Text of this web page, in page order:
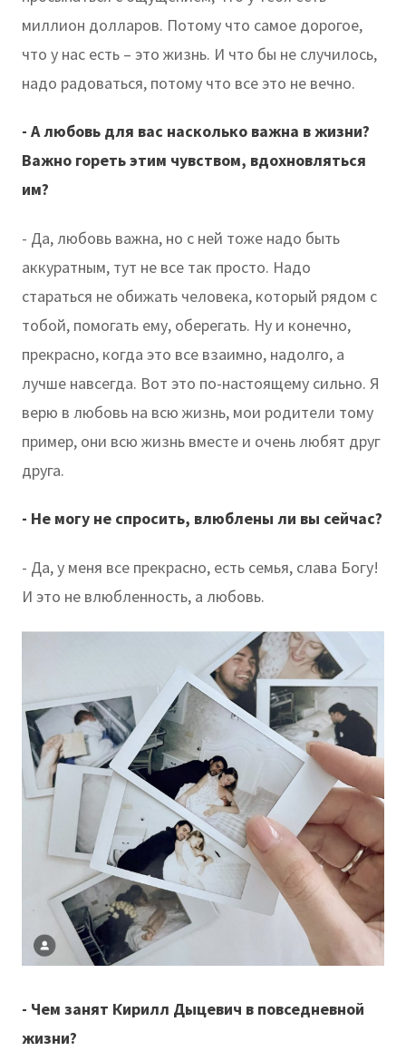
миллион долларов. Потому что самое дорогое,
что у нас есть – это жизнь. И что бы не случилось,
надо радоваться, потому что все это не вечно.
- А любовь для вас насколько важна в жизни?
Важно гореть этим чувством, вдохновляться
им?
- Да, любовь важна, но с ней тоже надо быть
аккуратным, тут не все так просто. Надо
стараться не обижать человека, который рядом с
тобой, помогать ему, оберегать. Ну и конечно,
прекрасно, когда это все взаимно, надолго, а
лучше навсегда. Вот это по-настоящему сильно. Я
верю в любовь на всю жизнь, мои родители тому
пример, они всю жизнь вместе и очень любят друг
друга.
- Не могу не спросить, влюблены ли вы сейчас?
- Да, у меня все прекрасно, есть семья, слава Богу!
И это не влюбленность, а любовь.
- Чем занят Кирилл Дыцевич в повседневной
жизни?